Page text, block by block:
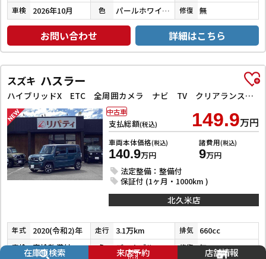
車検 2026年10月 色 パールホワイトⅢ 修復 無
お問い合わせ 詳細はこちら
スズキ ハスラー
ハイブリッドX ETC 全周囲カメラ ナビ TV クリアランスソナー レーンアシスト 衝突被害軽減システム オートライト スマートキー アイドリングストップ 電動格納ミラー シートヒーター 後席モニター CVT
支払総額(税込) 149.9万円
車両本体価格(税込)
140.9万円
諸費用(税込)
9万円
法定整備：整備付
保証付 (1ヶ月・1000km )
中古車
北久米店
年式 2020(令和2)年 走行 3.1万km 排気 660cc
車検 車検整備付 色 デニムブルーメタリック／ミネラルグレーメタリック 修復 無
在庫車検索 来店予約 店舗情報